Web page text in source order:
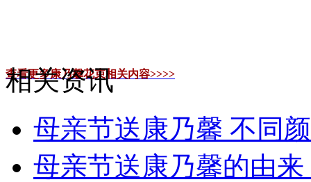
查看更多康乃馨花束相关内容>>>>
相关资讯
母亲节送康乃馨 不同
母亲节送康乃馨的由